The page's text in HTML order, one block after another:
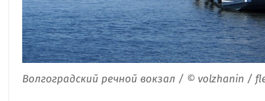
Волгоградский речной вокзал / © volzhanin /